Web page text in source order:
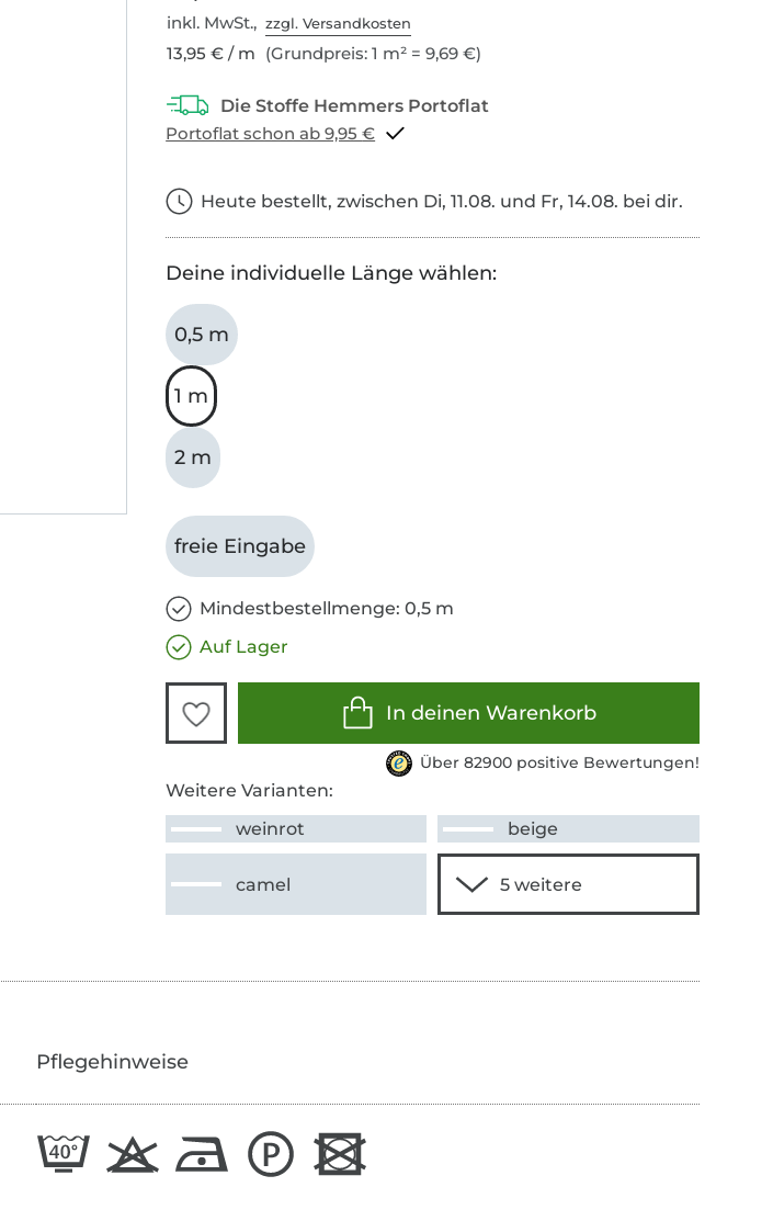
inkl. MwSt.,zzgl. Versandkosten
13,95 € / m (Grundpreis: 1 m² = 9,69 €)
Portoflat schon ab 9,95 €
Heute bestellt, zwischen Di, 11.08. und Fr, 14.08. bei dir.
Deine individuelle Länge wählen:
0,5 m
1 m
2 m
freie Eingabe
Mindestbestellmenge: 0,5 m
Auf Lager
In deinen Warenkorb
Über 82900 positive Bewertungen!
Weitere Varianten:
weinrot
beige
camel
Pflegehinweise